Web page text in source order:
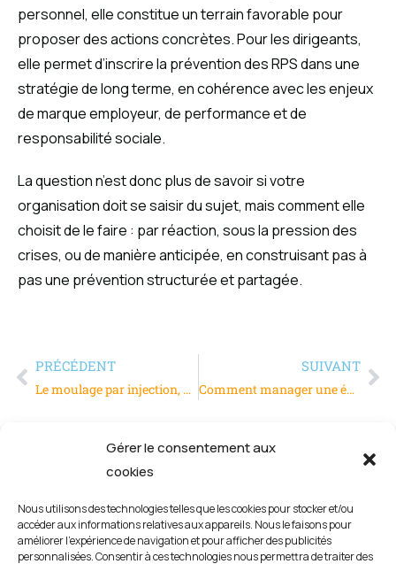
Gérer le consentement aux
cookies
Nous utilisons des technologies telles que les cookies pour stocker et/ou
accéder aux informations relatives aux appareils. Nous le faisons pour
améliorer l’expérience de navigation et pour afficher des publicités
personnalisées. Consentir à ces technologies nous permettra de traiter des
personnel, elle constitue un terrain favorable pour
proposer des actions concrètes. Pour les dirigeants,
elle permet d’inscrire la prévention des RPS dans une
stratégie de long terme, en cohérence avec les enjeux
de marque employeur, de performance et de
responsabilité sociale.
La question n’est donc plus de savoir si votre
organisation doit se saisir du sujet, mais comment elle
choisit de le faire : par réaction, sous la pression des
crises, ou de manière anticipée, en construisant pas à
pas une prévention structurée et partagée.
PRÉCÉDENT
Le moulage par injection, un procédé clé pour l’industrie moderne
SUIVANT
Comment manager une équipe humaine avec des robots ?